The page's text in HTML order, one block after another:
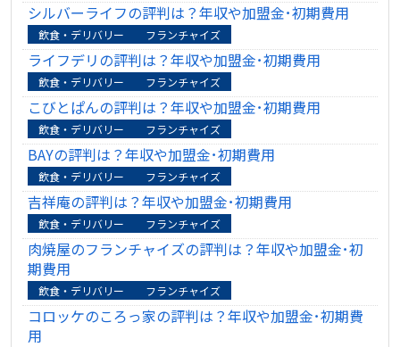
シルバーライフの評判は？年収や加盟金･初期費用
飲食・デリバリー フランチャイズ
ライフデリの評判は？年収や加盟金･初期費用
飲食・デリバリー フランチャイズ
こびとぱんの評判は？年収や加盟金･初期費用
飲食・デリバリー フランチャイズ
BAYの評判は？年収や加盟金･初期費用
飲食・デリバリー フランチャイズ
吉祥庵の評判は？年収や加盟金･初期費用
飲食・デリバリー フランチャイズ
肉焼屋のフランチャイズの評判は？年収や加盟金･初
期費用
飲食・デリバリー フランチャイズ
コロッケのころっ家の評判は？年収や加盟金･初期費
用